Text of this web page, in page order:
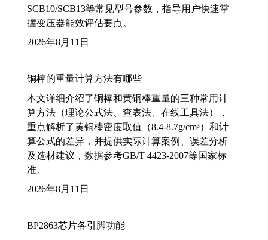
SCB10/SCB13等常见型号参数，指导用户快速掌
握变压器能效评估要点。
2026年8月11日
铜棒的重量计算方法有哪些
本文详细介绍了铜棒和黄铜棒重量的三种常用计
算方法（理论公式法、查表法、在线工具法），
重点解析了黄铜棒密度取值（8.4-8.7g/cm³）和计
算公式的差异，并提供实际计算案例、误差分析
及选材建议，数据参考GB/T 4423-2007等国家标
准。
2026年8月11日
BP2863芯片各引脚功能